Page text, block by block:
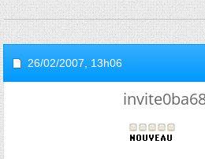
26/02/2007, 13h06